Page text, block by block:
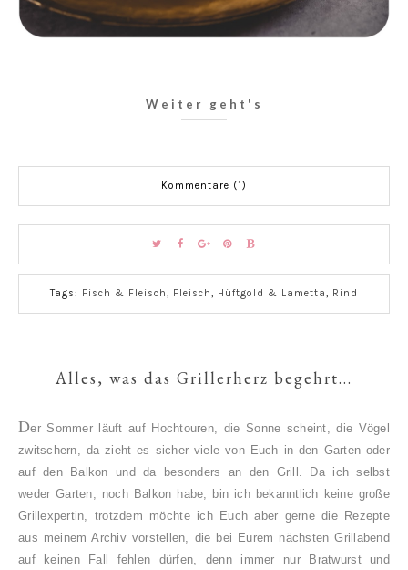
Weiter geht's
Kommentare (1)
Tags: Fisch & Fleisch, Fleisch, Hüftgold & Lametta, Rind
Alles, was das Grillerherz begehrt...
Der Sommer läuft auf Hochtouren, die Sonne scheint, die Vögel
zwitschern, da zieht es sicher viele von Euch in den Garten oder
auf den Balkon und da besonders an den Grill. Da ich selbst
weder Garten, noch Balkon habe, bin ich bekanntlich keine große
Grillexpertin, trotzdem möchte ich Euch aber gerne die Rezepte
aus meinem Archiv vorstellen, die bei Eurem nächsten Grillabend
auf keinen Fall fehlen dürfen, denn immer nur Bratwurst und